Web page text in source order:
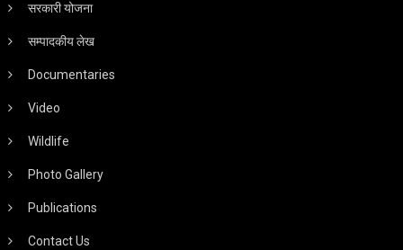
सरकारी योजना
सम्पादकीय लेख
Documentaries
Video
Wildlife
Photo Gallery
Publications
Contact Us